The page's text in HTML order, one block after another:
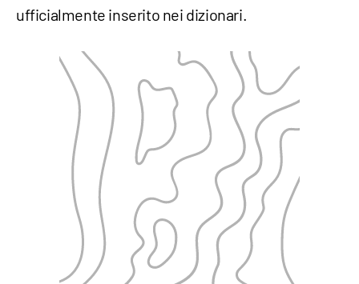
ufficialmente inserito nei dizionari.